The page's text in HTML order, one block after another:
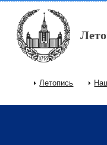
Перейти к основному
Главное меню
Летопись